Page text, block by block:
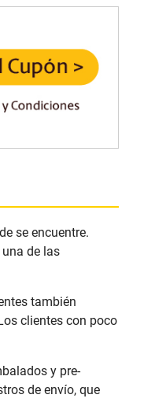
se encuentre.
de las
también
clientes con poco
y pre-
de envío, que